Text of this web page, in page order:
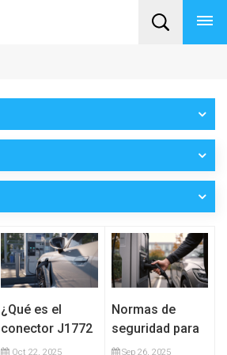
¿Qué es el
conector J1772
y por qué es
Oct 22, 2025
Normas de
seguridad para
conectores de
Sep 26, 2025